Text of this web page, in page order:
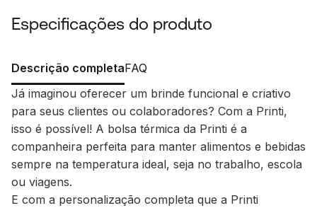
Especificações do produto
Descrição completaFAQ
Já imaginou oferecer um brinde funcional e criativo
para seus clientes ou colaboradores? Com a Printi,
isso é possível! A bolsa térmica da Printi é a
companheira perfeita para manter alimentos e bebidas
sempre na temperatura ideal, seja no trabalho, escola
ou viagens.
E com a personalização completa que a Printi